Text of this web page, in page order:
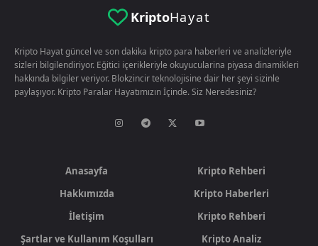
KriptoHayat
Kripto Hayat güncel ve son dakika kripto para haberleri ve analizleriyle
sizleri bilgilendiriyor. Eğitici içerikleriyle okuyucularina piyasa dinamikleri
hakkında bilgiler veriyor. Blokzincir teknolojisine dair her şeyi sizinle
paylaşıyor. Kripto Paralar Hayatımızın İçinde. Siz Neredesiniz?
Anasayfa
Hakkımızda
İletişim
Şartlar ve Kullanım Koşulları
Kripto Rehberi
Kripto Haberleri
Kripto Rehberi
Kripto Analiz